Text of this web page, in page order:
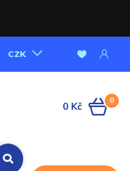
CZK
0
0 Kč